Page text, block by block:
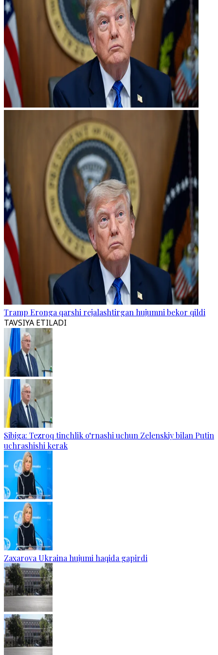
Tramp Eronga qarshi rejalashtirgan hujumni bekor qildi
TAVSIYA ETILADI
Sibiga: Tezroq tinchlik o‘rnashi uchun Zelenskiy bilan Putin
uchrashishi kerak
Zaxarova Ukraina hujumi haqida gapirdi